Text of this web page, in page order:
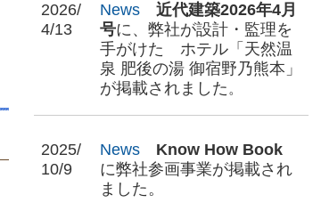
2026/
4/13
News 近代建築2026年4月
号に、弊社が設計・監理を
手がけた ホテル「天然温
泉 肥後の湯 御宿野乃熊本 」
が掲載されました。
2025/
10/9
News
Know How Book
に弊社参画事業が掲載され
ました。